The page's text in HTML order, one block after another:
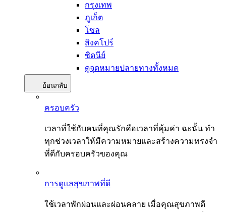
กรุงเทพ
ภูเก็ต
โซล
สิงคโปร์
ซิดนีย์
ดูจุดหมายปลายทางทั้งหมด
ย้อนกลับ
ครอบครัว
เวลาที่ใช้กับคนที่คุณรักคือเวลาที่คุ้มค่า ฉะนั้น ทำ
ทุกช่วงเวลาให้มีความหมายและสร้างความทรงจำ
ที่ดีกับครอบครัวของคุณ
การดูแลสุขภาพที่ดี
ใช้เวลาพักผ่อนและผ่อนคลาย เมื่อคุณสุขภาพดี